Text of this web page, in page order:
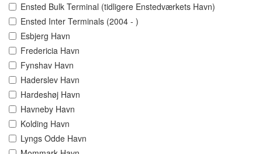
Ensted Bulk Terminal (tidligere Enstedværkets Havn)
Ensted Inter Terminals (2004 - )
Esbjerg Havn
Fredericia Havn
Fynshav Havn
Haderslev Havn
Hardeshøj Havn
Havneby Havn
Kolding Havn
Lyngs Odde Havn